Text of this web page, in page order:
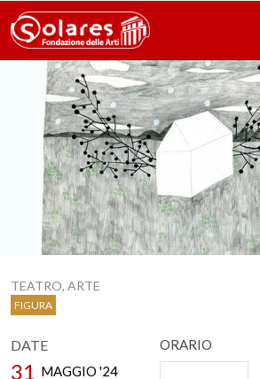
TEATRO, ARTE
FIGURA
DATE
31 MAGGIO '24
ORARIO